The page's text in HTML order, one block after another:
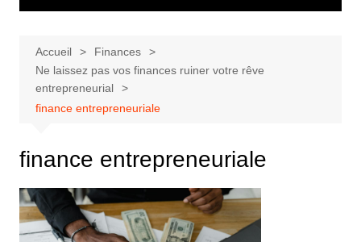
Accueil
Finances
Ne laissez pas vos finances ruiner votre rêve
entrepreneurial
finance entrepreneuriale
finance entrepreneuriale